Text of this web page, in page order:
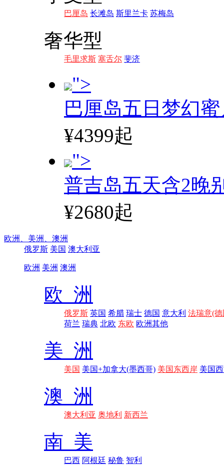
巴厘岛 长滩岛 斯里兰卡 苏梅岛
奢华型
毛里求斯 塞舌尔 斐济
">
巴厘岛五日梦幻
¥4399起
">
普吉岛五天含2晚
¥2680起
欧洲、 美洲、 澳洲
俄罗斯 美国 澳大利亚
欧洲 美洲 澳洲
欧 洲
俄罗斯 英国 希腊 瑞士 德国 意大利 法瑞意(德
荷兰 瑞典 北欧 东欧 欧洲其他
美 洲
美国 美国+加拿大(墨西哥) 美国东西岸 美国
澳 洲
澳大利亚 奥地利 新西兰
南 美
巴西 阿根廷 秘鲁 智利